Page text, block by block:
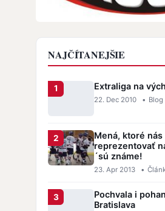
NAJČÍTANEJŠIE
Extraliga na
22. Dec 2010 • Blog
Mená, ktoré nás
reprezentovať
´sú známe!
23. Apr 2013 •
Pochvala i
Bratislava